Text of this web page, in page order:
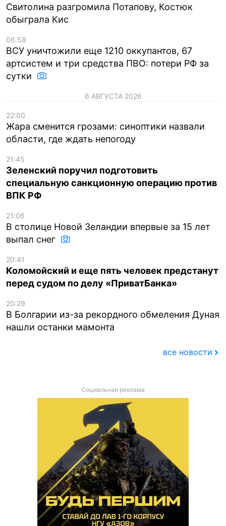
Свитолина разгромила Потапову, Костюк
обыграла Кис
06:58
ВСУ уничтожили еще 1210 оккупантов, 67
артсистем и три средства ПВО: потери РФ за
сутки
6 АВГУСТА 2026
22:00
Жара сменится грозами: синоптики назвали
области, где ждать непогоду
21:45
Зеленский поручил подготовить
специальную санкционную операцию против
ВПК РФ
21:06
В столице Новой Зеландии впервые за 15 лет
выпал снег
20:41
Коломойский и еще пять человек предстанут
перед судом по делу «ПриватБанка»
20:29
В Болгарии из-за рекордного обмеления Дуная
нашли останки мамонта
все новости
Социальная реклама